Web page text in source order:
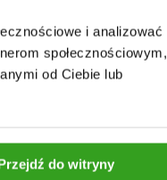
i analizować
społecznościowym,
od Ciebie lub
do witryny